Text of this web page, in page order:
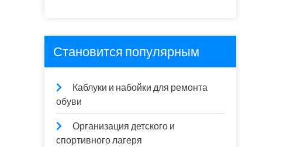
Становится популярным
Каблуки и набойки для ремонта
обуви
Организация детского и
спортивного лагеря